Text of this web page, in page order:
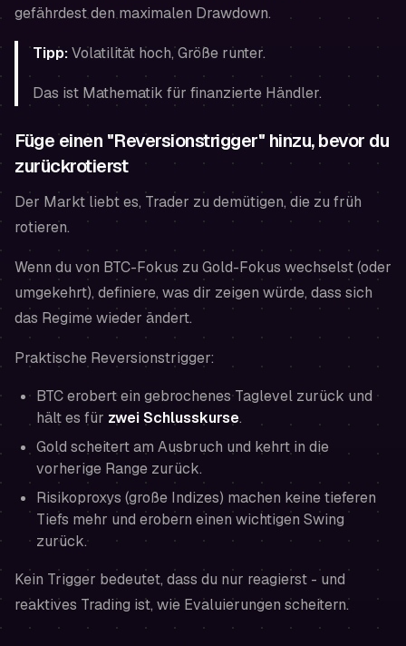
gefährdest den maximalen Drawdown.
Tipp:Volatilität hoch, Größe runter.
Das ist Mathematik für finanzierte Händler.
Füge einen "Reversionstrigger" hinzu, bevor du
zurückrotierst
Der Markt liebt es, Trader zu demütigen, die zu früh
rotieren.
Wenn du von BTC-Fokus zu Gold-Fokus wechselst (oder
umgekehrt), definiere, was dir zeigen würde, dass sich
das Regime wieder ändert.
Praktische Reversionstrigger:
BTC erobert ein gebrochenes Taglevel zurück und
hält es für zwei Schlusskurse.
Gold scheitert am Ausbruch und kehrt in die
vorherige Range zurück.
Risikoproxys (große Indizes) machen keine tieferen
Tiefs mehr und erobern einen wichtigen Swing
zurück.
Kein Trigger bedeutet, dass du nur reagierst - und
reaktives Trading ist, wie Evaluierungen scheitern.